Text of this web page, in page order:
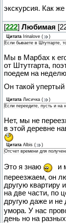
экскурсия. Как
[222] Любимая
Цитата Irinalove (
)
Если бываете в Штутгарте,
Мы в Марбах к
от Штутгарта,
поедем на неделю
Он такой упертый
Цитата Лисичка (
)
Если переедите, пусть и на
Нет, мы не
в этой деревне
Цитата Albis (
)
Отсчет времени для
Это я знаю
и
переезжаем, он
другую квартиру
на две части, по
другую даже и не
умора. У нас
день но на